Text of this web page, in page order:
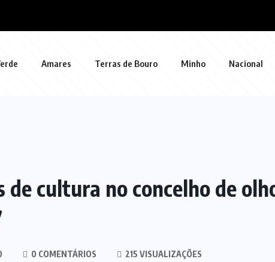
Amares Terras de Bouro Minho Nacional
cultura no concelho de
0 COMENTÁRIOS 215 VISUALIZAÇÕES